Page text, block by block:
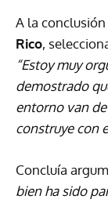
A la conclusión
Rico,
“Estoy muy
demostrado
entorno van
construye con
Concluía
bien ha sido